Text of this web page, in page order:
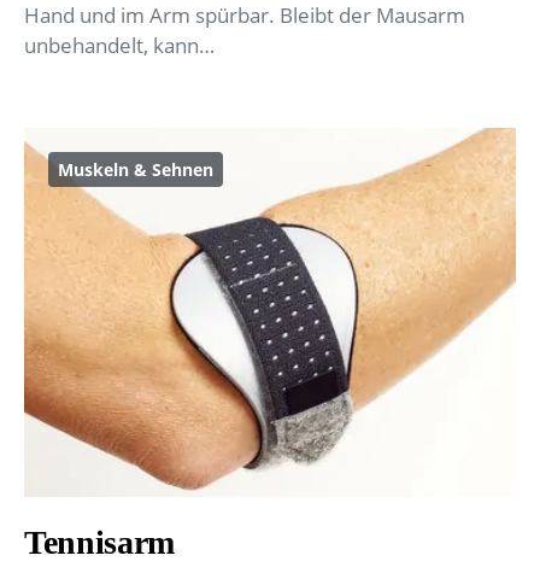
Hand und im Arm spürbar. Bleibt der Mausarm
unbehandelt, kann…
Muskeln & Sehnen
Tennisarm